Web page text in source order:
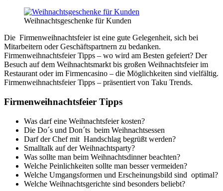
Weihnachtsgeschenke für Kunden
Die Firmenweihnachtsfeier ist eine gute Gelegenheit, sich bei
Mitarbeitern oder Geschäftspartnern zu bedanken.
Firmenweihnachtsfeier Tipps – wo wird am Besten gefeiert? Der
Besuch auf dem Weihnachtsmarkt bis großen Weihnachtsfeier im
Restaurant oder im Firmencasino – die Möglichkeiten sind vielfältig.
Firmenweihnachtsfeier Tipps – präsentiert von Taku Trends.
Firmenweihnachtsfeier Tipps
Was darf eine Weihnachtsfeier kosten?
Die Do´s und Don´ts beim Weihnachtsessen
Darf der Chef mit Handschlag begrüßt werden?
Smalltalk auf der Weihnachtsparty?
Was sollte man beim Weihnachtsdinner beachten?
Welche Peinlichkeiten sollte man besser vermeiden?
Welche Umgangsformen und Erscheinungsbild sind optimal?
Welche Weihnachtsgerichte sind besonders beliebt?